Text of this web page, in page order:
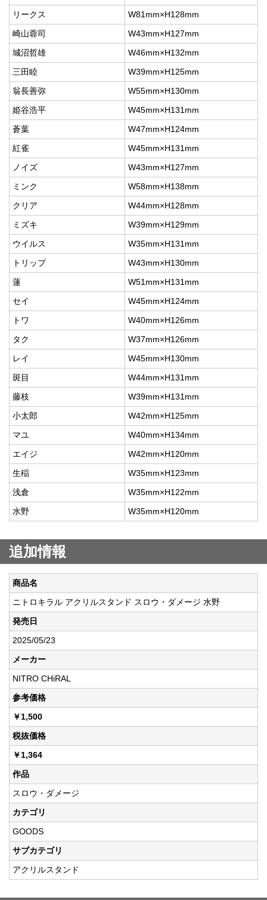
リークス
W81mm×H128mm
崎山蓉司
W43mm×H127mm
城沼哲雄
W46mm×H132mm
三田睦
W39mm×H125mm
翁長善弥
W55mm×H130mm
姫谷浩平
W45mm×H131mm
蒼葉
W47mm×H124mm
紅雀
W45mm×H131mm
ノイズ
W43mm×H127mm
ミンク
W58mm×H138mm
クリア
W44mm×H128mm
ミズキ
W39mm×H129mm
ウイルス
W35mm×H131mm
トリップ
W43mm×H130mm
蓮
W51mm×H131mm
セイ
W45mm×H124mm
トワ
W40mm×H126mm
タク
W37mm×H126mm
レイ
W45mm×H130mm
斑目
W44mm×H131mm
藤枝
W39mm×H131mm
小太郎
W42mm×H125mm
マユ
W40mm×H134mm
エイジ
W42mm×H120mm
生稲
W35mm×H123mm
浅倉
W35mm×H122mm
水野
W35mm×H120mm
追加情報
商品名
ニトロキラル アクリルスタンド スロウ・ダメージ 水野
発売日
2025/05/23
メーカー
NITRO CHiRAL
参考価格
￥1,500
税抜価格
￥1,364
作品
スロウ・ダメージ
カテゴリ
GOODS
サブカテゴリ
アクリルスタンド